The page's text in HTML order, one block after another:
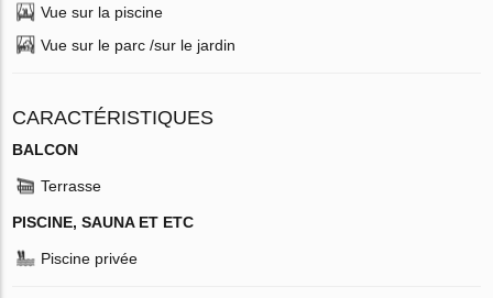
Vue sur la piscine
Vue sur le parc /sur le jardin
CARACTÉRISTIQUES
BALCON
Terrasse
PISCINE, SAUNA ET ETC
Piscine privée